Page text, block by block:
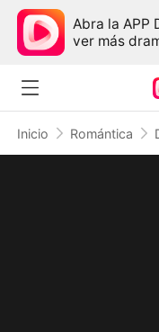
Abra la APP
ver más
Inicio Romántica